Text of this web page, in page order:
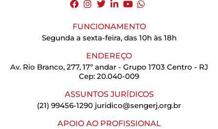
FUNCIONAMENTO
Segunda a sexta-feira, das 10h às 18h
ENDEREÇO
Av. Rio Branco, 277, 17º andar - Grupo 1703 Centro - RJ
Cep: 20.040-009
ASSUNTOS JURÍDICOS
(21) 99456-1290 juridico@sengerj.org.br
APOIO AO PROFISSIONAL